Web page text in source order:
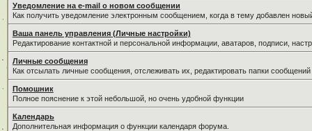
Уведомление на е-mail о новом сообщении
Как получить уведомление электронным сообщением, когда в тему добавлен
Ваша панель управления (Личные настройки)
Редактирование контактной и персональной информации, аватаров, подписи,
Личные сообщения
Как отсылать личные сообщения, отслеживать их, редактировать папки
Помошник
Полное пояснение к этой небольшой, но очень удобной функции
Календарь
Дополнительная информация о функции календаря форума.